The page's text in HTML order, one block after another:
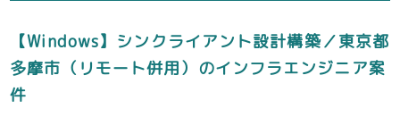
【Windows】シンクライアント設計構築／東京都
多摩市（リモート併用）のインフラエンジニア案
件